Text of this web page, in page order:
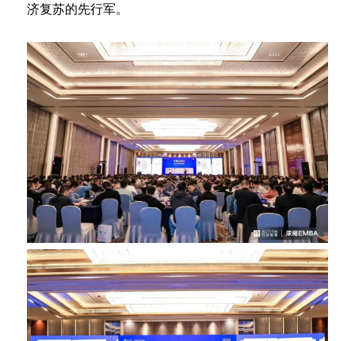
济复苏的先行军。